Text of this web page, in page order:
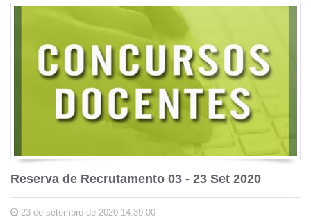
Reserva de Recrutamento 03 - 23 Set 2020
23 de setembro de 2020 14:39:00